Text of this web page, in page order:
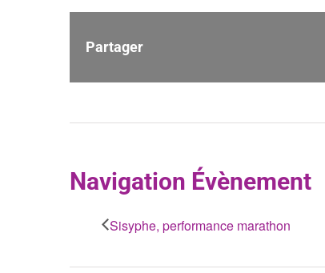
Partager
Navigation Évènement
Sisyphe, performance marathon